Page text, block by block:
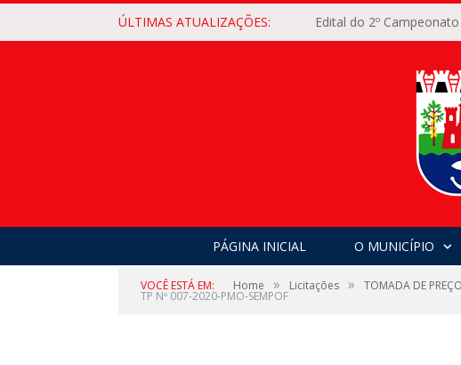
ÚLTIMAS ATUALIZAÇÕES: Edital do 2º
PÁGINA INICIAL O MUNICÍPIO
VOCÊ ESTÁ EM: Home » Licitações » TOMADA DE
TP Nº 007-2020-PMO-SEMPOF